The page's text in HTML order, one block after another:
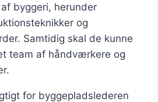
byggeri, herunder
og
Samtidig skal de kunne
team af håndværkere og
for byggepladslederen